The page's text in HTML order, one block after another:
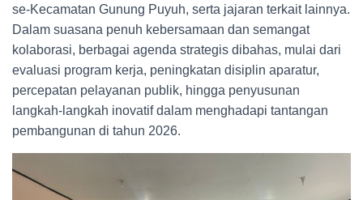
se-Kecamatan Gunung Puyuh, serta jajaran terkait lainnya.
Dalam suasana penuh kebersamaan dan semangat
kolaborasi, berbagai agenda strategis dibahas, mulai dari
evaluasi program kerja, peningkatan disiplin aparatur,
percepatan pelayanan publik, hingga penyusunan
langkah-langkah inovatif dalam menghadapi tantangan
pembangunan di tahun 2026.